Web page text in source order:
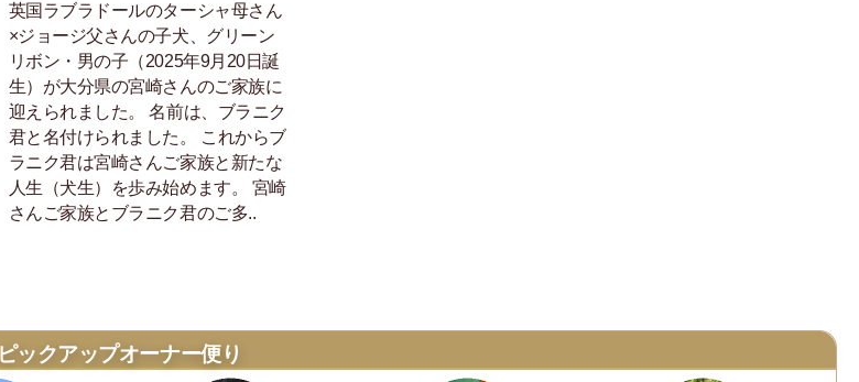
英国ラブラドールのターシャ母さん
×ジョージ父さんの子犬、グリーン
リボン・男の子（2025年9月20日誕
生）が大分県の宮崎さんのご家族に
迎えられました。 名前は、ブラニク
君と名付けられました。 これからブ
ラニク君は宮崎さんご家族と新たな
人生（犬生）を歩み始めます。 宮崎
さんご家族とブラニク君のご多..
ピックアップオーナー便り